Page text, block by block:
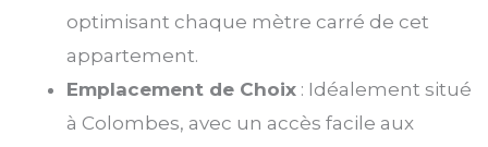
optimisant chaque mètre carré de cet
appartement.
Emplacement de Choix : Idéalement situé
à Colombes, avec un accès facile aux